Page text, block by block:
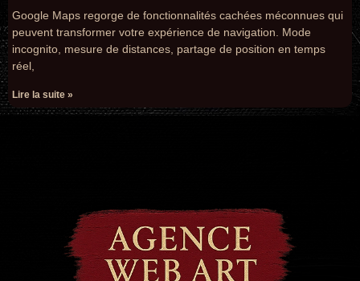
Google Maps regorge de fonctionnalités cachées méconnues qui
peuvent transformer votre expérience de navigation. Mode
incognito, mesure de distances, partage de position en temps
réel,
Lire la suite »